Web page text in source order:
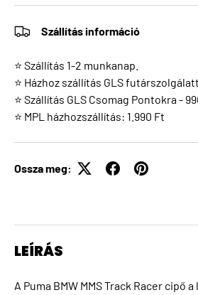
Szállítás információ
⭐ Szállítás 1-2 munkanap.
⭐ Házhoz szállítás GLS
⭐ Szállítás GLS Csomag Pontokra -
⭐ MPL házhozszállítás: 1.990 Ft
Ossza meg:
LEÍRÁS
A Puma BMW MMS Track Racer cipő